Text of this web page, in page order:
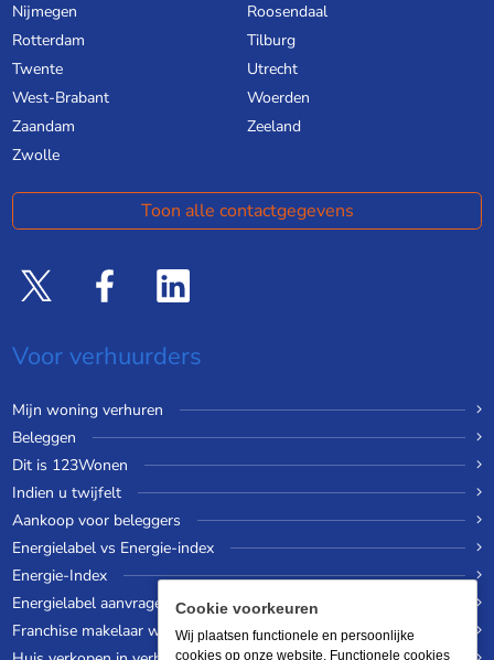
Nijmegen
Roosendaal
Rotterdam
Tilburg
Twente
Utrecht
West-Brabant
Woerden
Zaandam
Zeeland
Zwolle
Toon alle contactgegevens
Voor verhuurders
Mijn woning verhuren
Beleggen
Dit is 123Wonen
Indien u twijfelt
Aankoop voor beleggers
Energielabel vs Energie-index
Energie-Index
Energielabel aanvragen
Franchise makelaar worden
Cookie voorkeuren
Wij plaatsen functionele en persoonlijke
cookies op onze website. Functionele cookies